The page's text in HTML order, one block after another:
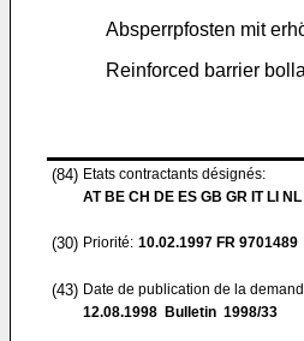
Absperrpfosten mit
Reinforced barrier
(84) Etats contractants désignés:
AT BE CH DE ES GB GR IT LI NL
(30) Priorité: 10.02.1997 FR 9701489
(43) Date de publication de la
12.08.1998 Bulletin 1998/33